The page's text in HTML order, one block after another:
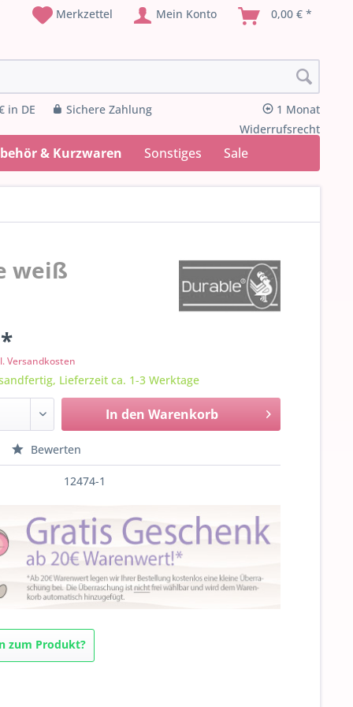
Merkzettel Mein Konto 0,00 € *
in DE Sichere Zahlung
1 Monat
Widerrufsrecht
& Kurzwaren Sonstiges Sale
weiß
Versandkosten
Lieferzeit ca. 1-3 Werktage
In den Warenkorb
Bewerten
12474-1
zum Produkt?